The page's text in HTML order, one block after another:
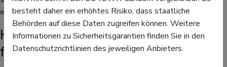
eingenommen werden dürfen.
Hyposensibilisierung kann
fortgesetzt werden
besteht daher ein erhöhtes Risiko, dass staatliche
Behörden auf diese Daten zugreifen können. Weitere
Informationen zu Sicherheitsgarantien finden Sie in den
Datenschutzrichtlinien des jeweiligen Anbieters.